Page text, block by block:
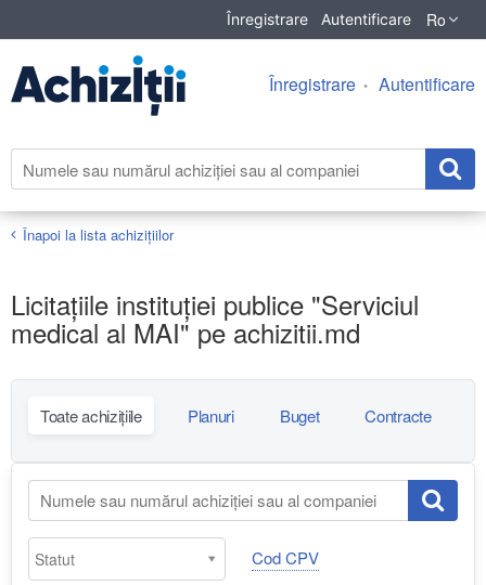
Înregistrare Autentificare Ro
Înregistrare Autentificare
Înapoi la lista achiziţiilor
Licitațiile instituției publice "Serviciul
medical al MAI" pe achizitii.md
Toate achizițiile Planuri Buget Contracte
Cod CPV